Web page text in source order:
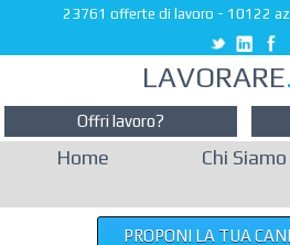
23761 offerte di lavoro - 10122
LAVORARE.
Offri lavoro?
Home Chi Siamo
PROPONI LA TUA